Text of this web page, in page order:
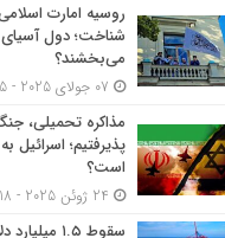
روسیه امارت
شناخت؛ دول آسیای
می‎‌بخشند؟
مذاکره تحمیلی،
پذیرفتیم؛ اسرائیل
است؟
سقوط ۱.۵